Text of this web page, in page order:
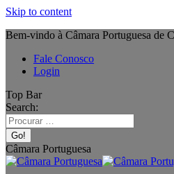
Skip to content
Bem-vindo à Câmara Portuguesa de
Fale Conosco
Login
Top Bar
Search:
Câmara Portuguesa